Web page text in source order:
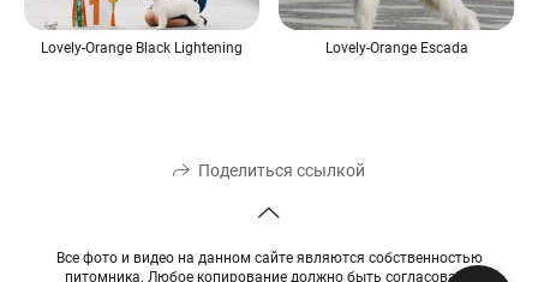
Lovely-Orange Black Lightening Lovely-Orange Escada
Поделиться ссылкой
Все фото и видео на данном сайте являются собственностью
питомника. Любое копирование должно быть согласовано